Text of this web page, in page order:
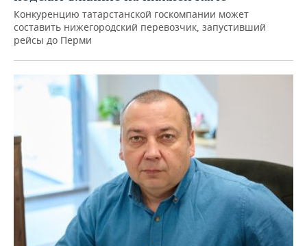
Конкуренцию татарстанской госкомпании может
составить нижегородский перевозчик, запустивший
рейсы до Перми